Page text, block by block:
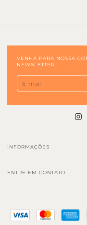
VENHA PARA NOSSA
NEWSLETTER
INFORMAÇÕES
ENTRE EM CONTATO